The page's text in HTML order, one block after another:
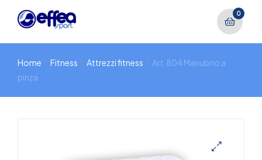
0
Home Fitness Attrezzi fitness
Art.804 Manubrio a
pinza